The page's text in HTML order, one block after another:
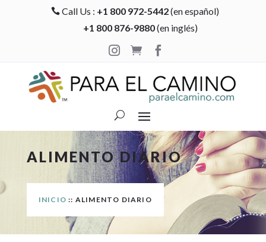
 Call Us : +1 800 972-5442(en español)
+1 800 876-9880(en inglés)

 
ALIMENTO DIARIO
INICIO :: ALIMENTO DIARIO